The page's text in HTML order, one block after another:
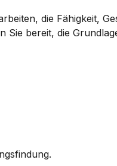
die Fähigkeit,
bereit, die